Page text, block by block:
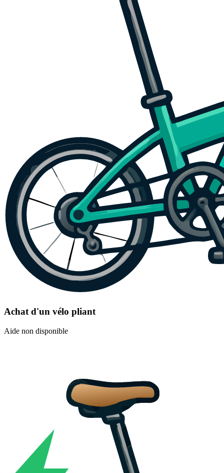
Achat d'un vélo pliant
Aide non disponible